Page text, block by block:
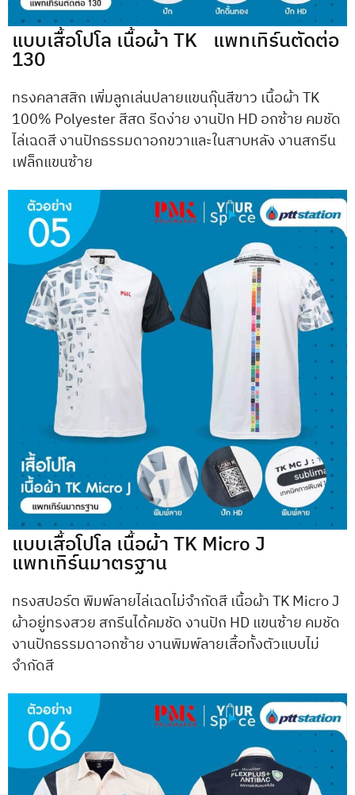
แบบเสื้อโปโล เนื้อผ้า TK แพทเทิร์นตัดต่อ
130
ทรงคลาสสิก เพิ่มลูกเล่นปลายแขนกุ๊นสีขาว เนื้อผ้า TK
100% Polyester สีสด รีดง่าย งานปัก HD อกซ้าย คมชัด
ไล่เฉดสี งานปักธรรมดาอกขวาและในสาบหลัง งานสกรีน
เฟล็กแขนซ้าย
แบบเสื้อโปโล เนื้อผ้า TK Micro J
แพทเทิร์นมาตรฐาน
ทรงสปอร์ต พิมพ์ลายไล่เฉดไม่จำกัดสี เนื้อผ้าTK Micro J
ผ้าอยู่ทรงสวย สกรีนได้คมชัด งานปัก HD แขนซ้าย คมชัด
งานปักธรรมดาอกซ้าย งานพิมพ์ลายเสื้อทั้งตัวแบบไม่
จำกัดสี